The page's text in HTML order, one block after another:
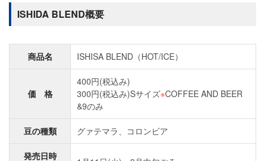
ISHIDA BLEND概要
商品名 ISHISA BLEND（HOT/ICE）
価 格
400円(税込み)
300円(税込み)Sサイズ※COFFEE AND BEER
&9のみ
豆の種類 グァテマラ、コロンビア
発売日時